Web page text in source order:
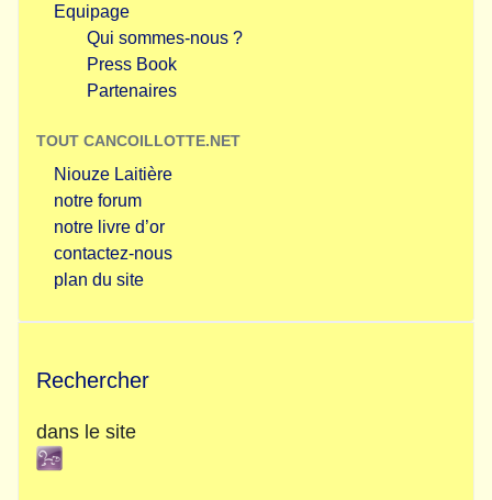
Equipage
Qui sommes-nous ?
Press Book
Partenaires
TOUT CANCOILLOTTE.NET
Niouze Laitière
notre forum
notre livre d’or
contactez-nous
plan du site
Rechercher
dans le site